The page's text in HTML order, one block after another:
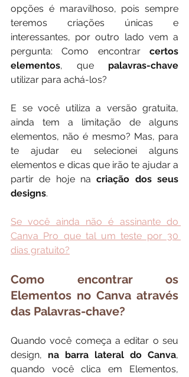
opções é maravilhoso, pois sempre
teremos criações únicas e
interessantes, por outro lado vem a
pergunta: Como encontrar certos
elementos, que palavras-chave
utilizar para achá-los?
E se você utiliza a versão gratuita,
ainda tem a limitação de alguns
elementos, não é mesmo? Mas, para
te ajudar eu selecionei alguns
elementos e dicas que irão te ajudar a
partir de hoje na criação dos seus
designs.
Se você ainda não é assinante do
Canva Pro que tal um teste por 30
dias gratuito?
Como encontrar os
Elementos no Canva através
das Palavras-chave?
Quando você começa a editar o seu
design, na barra lateral do Canva,
quando você clica em Elementos,